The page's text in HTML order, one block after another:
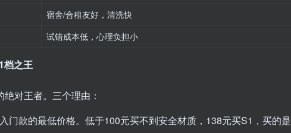
宿舍/合租友好，清洗快
试错成本低，心理负担小
之王
绝对王者。三个理由：
门款的最低价格。低于100元买不到安全材质，138元买S1，买的是